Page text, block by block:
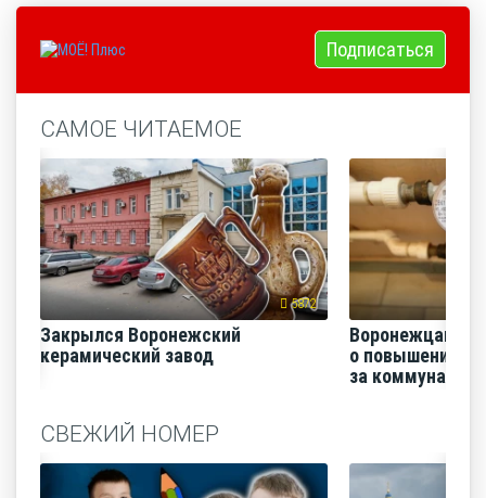
Подписаться
САМОЕ ЧИТАЕМОЕ
5872
Закрылся Воронежский
керамический завод
Воронежцам
о повышении
за
СВЕЖИЙ НОМЕР